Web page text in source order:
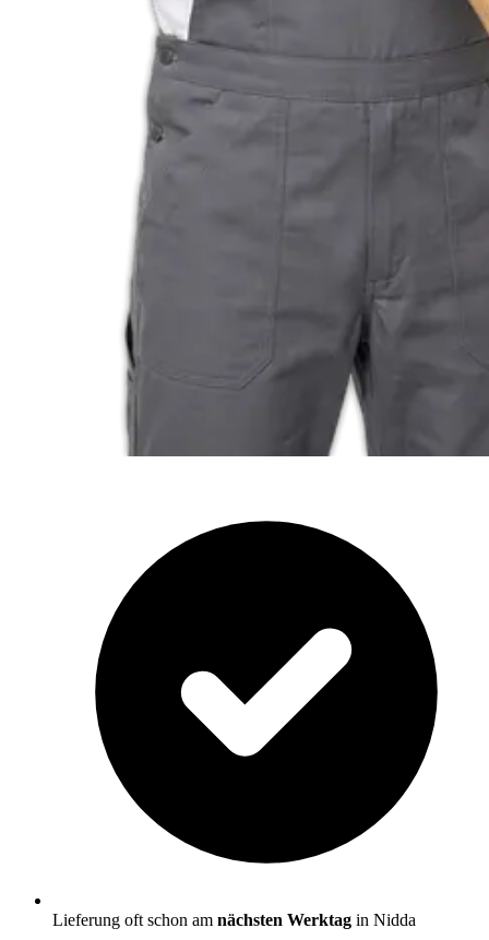
Lieferung oft schon am nächsten Werktag in Nidda